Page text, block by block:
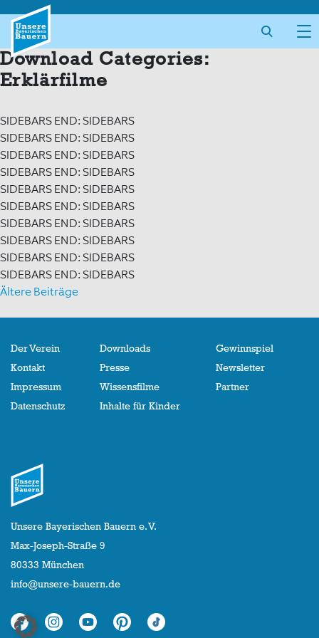
content
Download Categories:
Erklärfilme
SIDEBARS END: SIDEBARS
SIDEBARS END: SIDEBARS
SIDEBARS END: SIDEBARS
SIDEBARS END: SIDEBARS
SIDEBARS END: SIDEBARS
SIDEBARS END: SIDEBARS
SIDEBARS END: SIDEBARS
SIDEBARS END: SIDEBARS
SIDEBARS END: SIDEBARS
SIDEBARS END: SIDEBARS
Beitragsnavigation
Ältere Beiträge
Der Verein
Kontakt
Impressum
Datenschutz
Downloads
Presse
Wissensfilme
Inhalte für Kinder
Gewinnspiel
Newsletter
Partner
Unsere Bayerischen Bauern e. V.
Max-Joseph-Straße 9
80333 München
info@unsere-bauern.de